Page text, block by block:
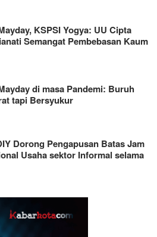
KSPSI Yogya: UU Cipta
Semangat Pembebasan Kaum
di masa Pandemi: Buruh
tapi Bersyukur
Dorong Pengapusan Batas Jam
Usaha sektor Informal selama